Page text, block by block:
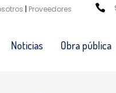
| Proveedores
Noticias Obra pública